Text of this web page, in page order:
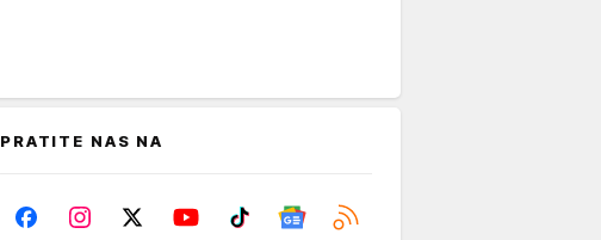
PRATITE NAS NA